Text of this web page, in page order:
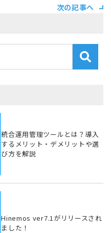
次の記事へ
統合運用管理ツールとは？導入
するメリット・デメリットや選
び方を解説
Hinemos ver7.1がリリースされ
ました！